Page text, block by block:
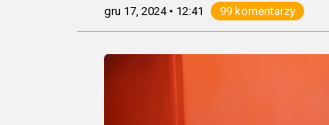
gru 17, 2024• 12:41 99 komentarzy